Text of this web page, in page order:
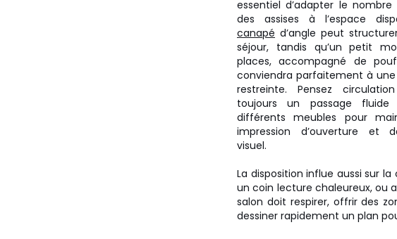
essentiel d’adapter le
des assises à l’espace
canapé d’angle peut
séjour, tandis qu’un petit
places, accompagné de
conviendra parfaitement à
restreinte. Pensez
toujours un passage
différents meubles pour
impression d’ouverture et
visuel.
La disposition influe aussi sur
un coin lecture chaleureux, ou
salon doit respirer, offrir des
dessiner rapidement un plan